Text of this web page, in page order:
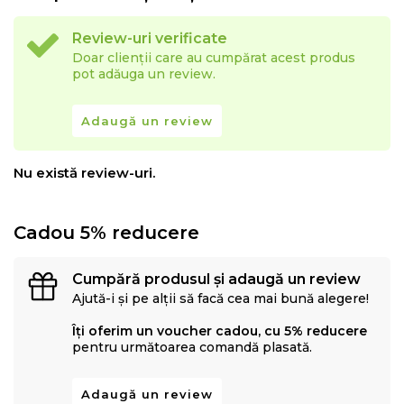
Review-uri verificate
Doar clienții care au cumpărat acest produs
pot adăuga un review.
Adaugă un review
Nu există review-uri.
Cadou 5% reducere
Cumpără produsul și adaugă un review
Ajută-i și pe alții să facă cea mai bună alegere!
Îți oferim un voucher cadou, cu 5% reducere
pentru următoarea comandă plasată.
Adaugă un review